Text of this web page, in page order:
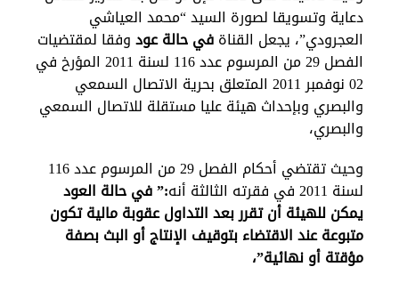
دعاية وتسويقا لصورة السيد “محمد العياشي
العجرودي”، يجعل القناةفي حالة عودوفقا لمقتضيات
الفصل 29 من المرسوم عدد 116 لسنة 2011 المؤرخ في
02 نوفمبر 2011 المتعلق بحرية الاتصال السمعي
والبصري وبإحداث هيئة عليا مستقلة للاتصال السمعي
والبصري،
وحيث تقتضي أحكام الفصل 29 من المرسوم عدد 116
لسنة 2011 في فقرته الثالثة أنه
:” في حالة العود
يمكن للهيئة أن تقرر بعد التداول عقوبة مالية تكون
متبوعة عند الاقتضاء بتوقيف الإنتاج أو البث بصفة
مؤقتة أو نهائية”،